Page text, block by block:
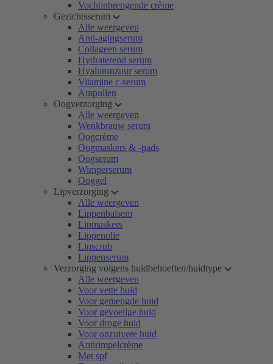
Vochtinbrengende crème
Gezichtsserum
Alle weergeven
Anti-agingserum
Collageen serum
Hydraterend serum
Hyaluronzuur serum
Vitamine c-serum
Ampullen
Oogverzorging
Alle weergeven
Wenkbrauw serum
Oogcrème
Oogmaskers & -pads
Oogserum
Wimperserum
Ooggel
Lipverzorging
Alle weergeven
Lippenbalsem
Lipmaskers
Lippenolie
Lipscrub
Lippenserum
Verzorging volgens huidbehoeften/huidtype
Alle weergeven
Voor vette huid
Voor gemengde huid
Voor gevoelige huid
Voor droge huid
Voor onzuivere huid
Antirimpelcrème
Met spf